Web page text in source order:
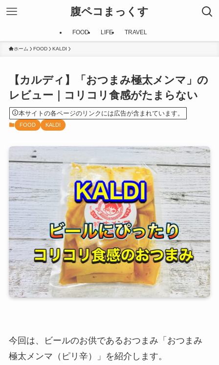
腹ペコまっくす
FOOD LIFE TRAVEL
ホーム FOOD KALDI
【カルディ】「おつまみ極太メンマ」の
レビュー｜コリコリ食感がたまらない
本サイトの各ページのリンクには広告が含まれています。
FOOD KALDI
今回は、ビールのお供であるおつまみ「おつまみ
極太メンマ（ピリ辛）」を紹介します。